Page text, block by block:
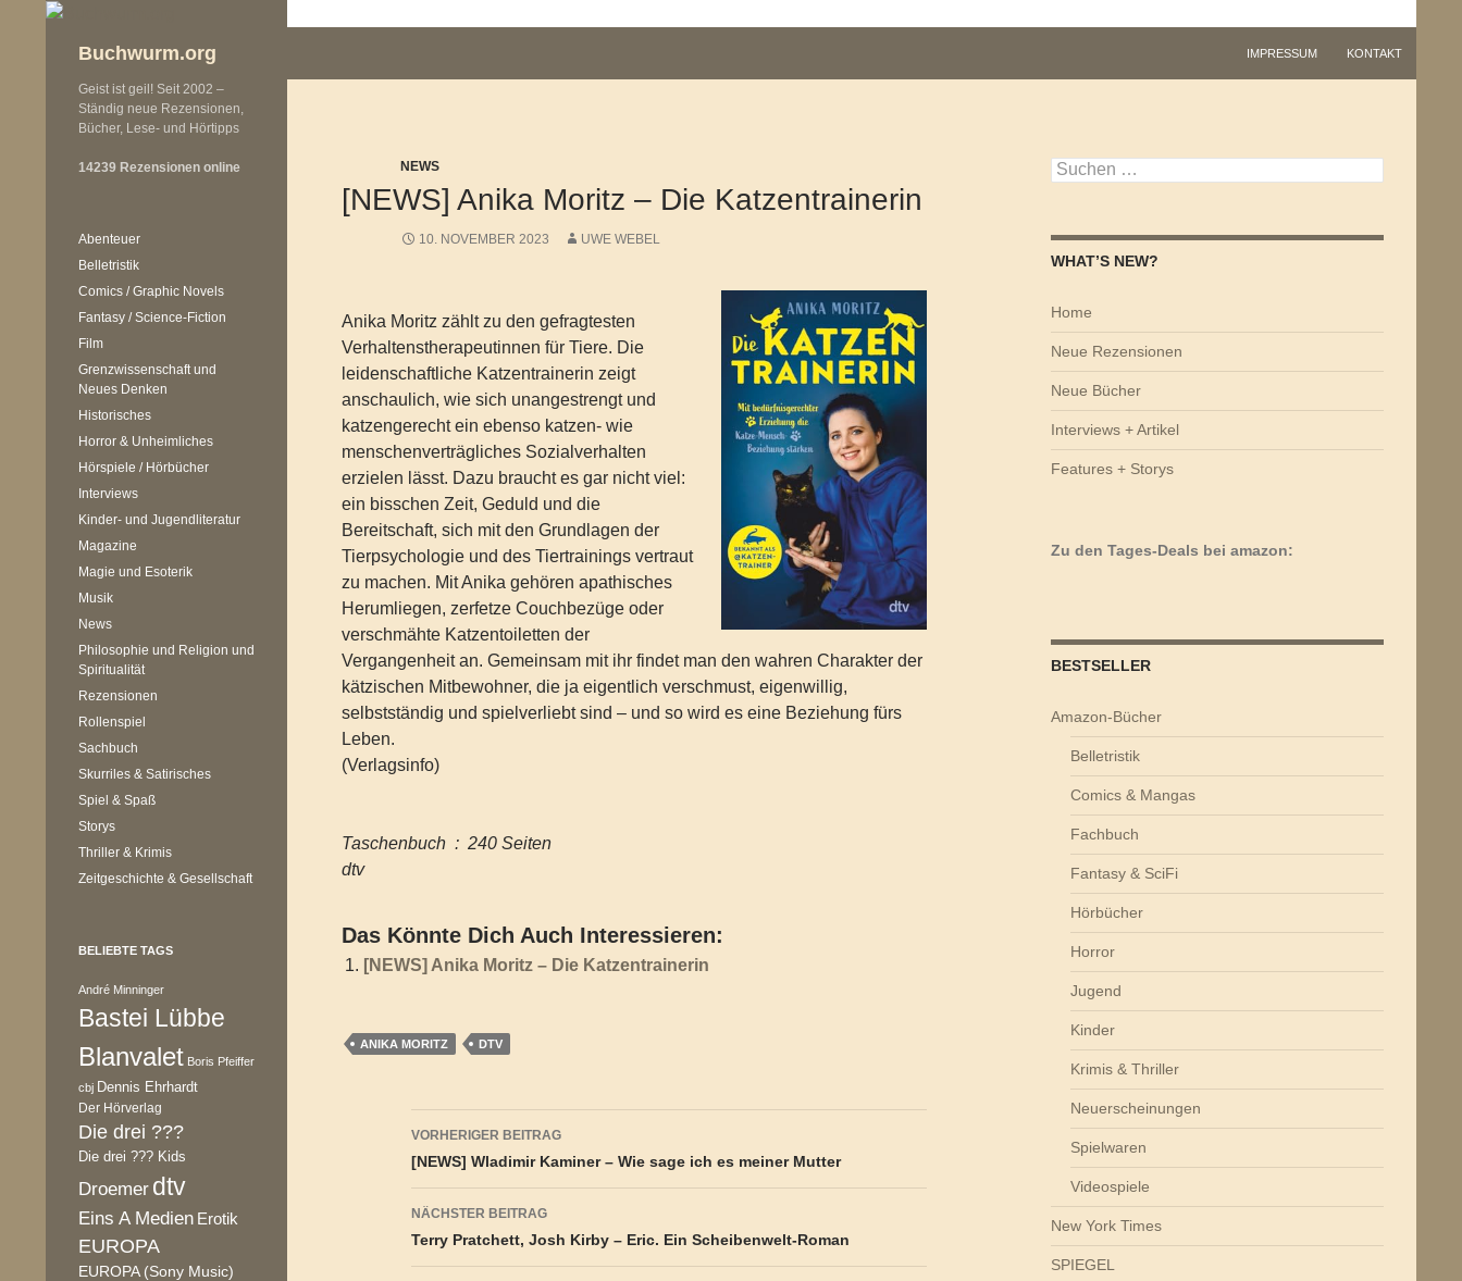
Buchwurm.org IMPRESSUM KONTAKT
NEWS
[NEWS] Anika Moritz – Die Katzentrainerin
10. NOVEMBER 2023 UWE WEBEL
Anika Moritz zählt zu den gefragtesten
Verhaltenstherapeutinnen für Tiere. Die
leidenschaftliche Katzentrainerin zeigt
anschaulich, wie sich unangestrengt und
katzengerecht ein ebenso katzen- wie
menschenverträgliches Sozialverhalten
erzielen lässt. Dazu braucht es gar nicht viel:
ein bisschen Zeit, Geduld und die
Bereitschaft, sich mit den Grundlagen der
Tierpsychologie und des Tiertrainings vertraut
zu machen. Mit Anika gehören apathisches
Herumliegen, zerfetze Couchbezüge oder
verschmähte Katzentoiletten der
Vergangenheit an. Gemeinsam mit ihr findet man den wahren Charakter der
kätzischen Mitbewohner, die ja eigentlich verschmust, eigenwillig,
selbstständig und spielverliebt sind – und so wird es eine Beziehung fürs
Leben.
(Verlagsinfo)
Taschenbuch ‏ : ‎ 240 Seiten
dtv
Das Könnte Dich Auch Interessieren:
[NEWS] Anika Moritz – Die Katzentrainerin
ANIKA MORITZ DTV
Beitragsnavigation
VORHERIGER BEITRAG
[NEWS] Wladimir Kaminer – Wie sage ich es meiner Mutter
NÄCHSTER BEITRAG
Terry Pratchett, Josh Kirby – Eric. Ein Scheibenwelt-Roman
Suchen
nach:
WHAT’S NEW?
Home
Neue Rezensionen
Neue Bücher
Interviews + Artikel
Features + Storys
Zu den Tages-Deals bei amazon:
BESTSELLER
Amazon-Bücher
Belletristik
Comics & Mangas
Fachbuch
Fantasy & SciFi
Hörbücher
Horror
Jugend
Kinder
Krimis & Thriller
Neuerscheinungen
Spielwaren
Videospiele
New York Times
SPIEGEL
Geist ist geil! Seit 2002 –
Ständig neue Rezensionen,
Bücher, Lese- und Hörtipps
14239 Rezensionen online
Abenteuer
Belletristik
Comics / Graphic Novels
Fantasy / Science-Fiction
Film
Grenzwissenschaft und
Neues Denken
Historisches
Horror & Unheimliches
Hörspiele / Hörbücher
Interviews
Kinder- und Jugendliteratur
Magazine
Magie und Esoterik
Musik
News
Philosophie und Religion und
Spiritualität
Rezensionen
Rollenspiel
Sachbuch
Skurriles & Satirisches
Spiel & Spaß
Storys
Thriller & Krimis
Zeitgeschichte & Gesellschaft
BELIEBTE TAGS
André Minninger
Bastei Lübbe
Blanvalet Boris Pfeiffer
cbj Dennis Ehrhardt
Der Hörverlag
Die drei ???
Die drei ??? Kids
Droemer dtv
Eins A Medien Erotik
EUROPA
EUROPA (Sony Music)